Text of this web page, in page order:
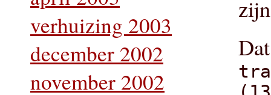
verhuizing 2003
december 2002
november 2002